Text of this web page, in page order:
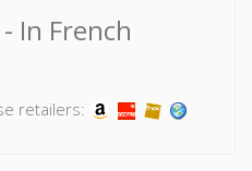
- In French
retailers: